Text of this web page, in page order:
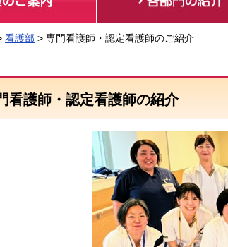
看護部 > 専門看護師・認定看護師のご紹介
看護師・認定看護師の紹介